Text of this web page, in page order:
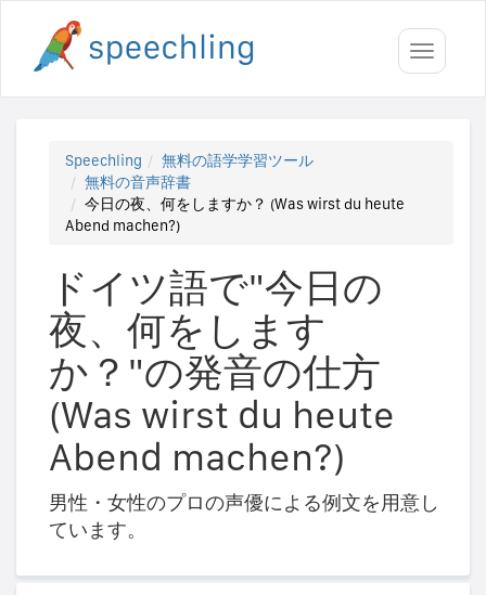
Toggle
Speechling
無料の語学学習ツール
無料の音声辞書
今日の夜、何をしますか？ (Was wirst du heute
Abend machen?)
ドイツ語で"今日の
夜、何をします
か？"の発音の仕方
(Was wirst du heute
Abend machen?)
男性・女性のプロの声優による例文を用意し
ています。